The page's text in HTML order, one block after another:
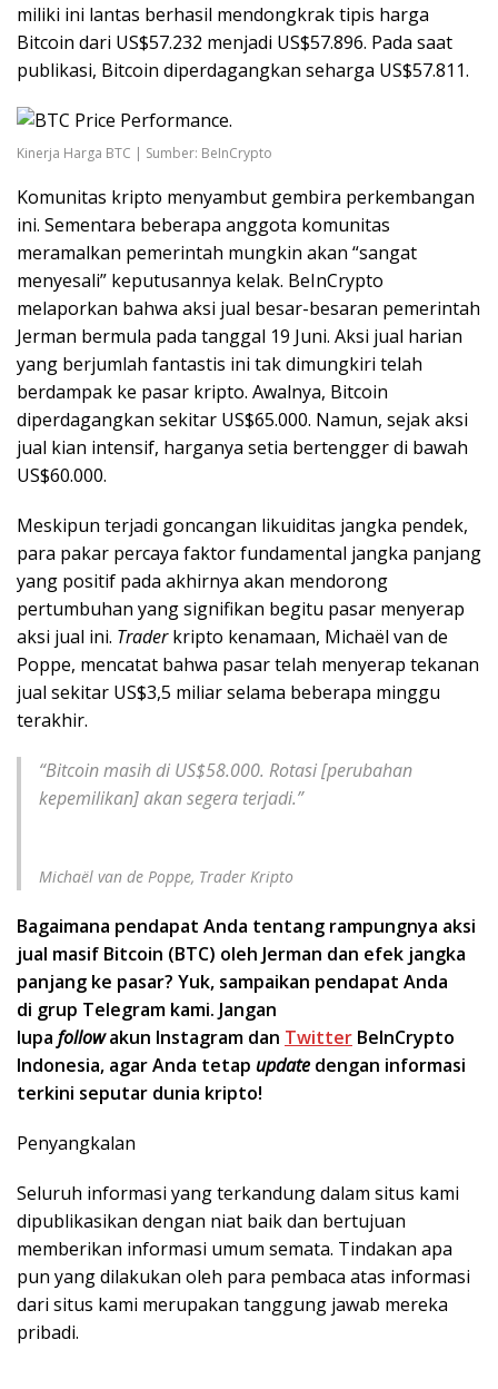
miliki ini lantas berhasil mendongkrak tipis harga
Bitcoin dari US$57.232 menjadi US$57.896. Pada saat
publikasi, Bitcoin diperdagangkan seharga US$57.811.
Kinerja Harga BTC | Sumber: BeInCrypto
Komunitas kripto menyambut gembira perkembangan
ini. Sementara beberapa anggota komunitas
meramalkan pemerintah mungkin akan “sangat
menyesali” keputusannya kelak. BeInCrypto
melaporkan bahwa aksi jual besar-besaran pemerintah
Jerman bermula pada tanggal 19 Juni. Aksi jual harian
yang berjumlah fantastis ini tak dimungkiri telah
berdampak ke pasar kripto. Awalnya, Bitcoin
diperdagangkan sekitar US$65.000. Namun, sejak aksi
jual kian intensif, harganya setia bertengger di bawah
US$60.000.
Meskipun terjadi goncangan likuiditas jangka pendek,
para pakar percaya faktor fundamental jangka panjang
yang positif pada akhirnya akan mendorong
pertumbuhan yang signifikan begitu pasar menyerap
aksi jual ini. Traderkripto kenamaan, Michaël van de
Poppe, mencatat bahwa pasar telah menyerap tekanan
jual sekitar US$3,5 miliar selama beberapa minggu
terakhir.
“Bitcoin masih di US$58.000. Rotasi [perubahan
kepemilikan] akan segera terjadi.”
Michaël van de Poppe, Trader Kripto
Bagaimana pendapat Anda tentang rampungnya aksi
jual masif Bitcoin (BTC) oleh Jerman dan efek jangka
panjang ke pasar? Yuk, sampaikan pendapat Anda
di grup Telegram kami. Jangan
lupa followakun Instagram dan Twitter BeInCrypto
Indonesia, agar Anda tetap update dengan informasi
terkini seputar dunia kripto!
Penyangkalan
Seluruh informasi yang terkandung dalam situs kami
dipublikasikan dengan niat baik dan bertujuan
memberikan informasi umum semata. Tindakan apa
pun yang dilakukan oleh para pembaca atas informasi
dari situs kami merupakan tanggung jawab mereka
pribadi.